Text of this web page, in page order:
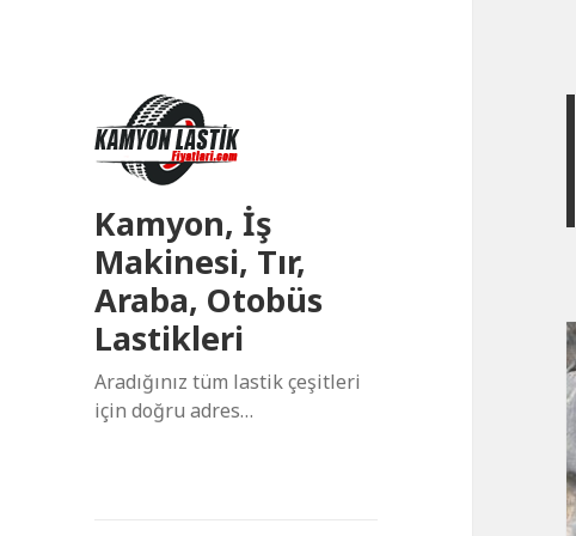
Kamyon, İş
Makinesi, Tır,
Araba, Otobüs
Lastikleri
Aradığınız tüm lastik çeşitleri
için doğru adres…